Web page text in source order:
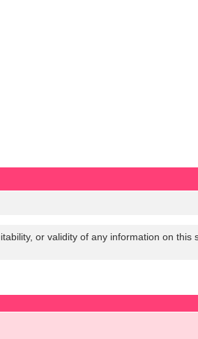
or validity of any information on this